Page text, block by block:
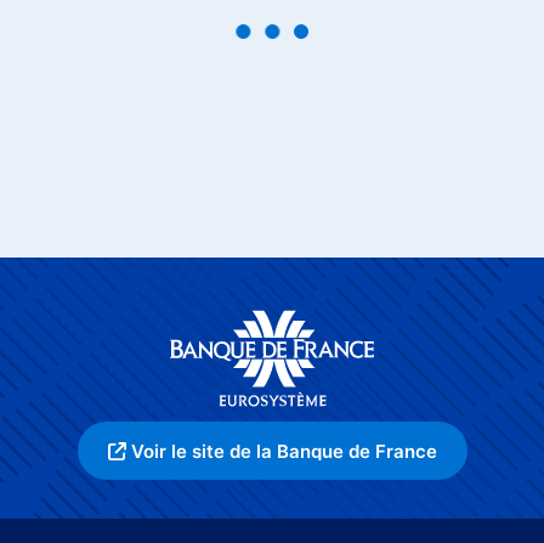
Voir le site de la Banque de France